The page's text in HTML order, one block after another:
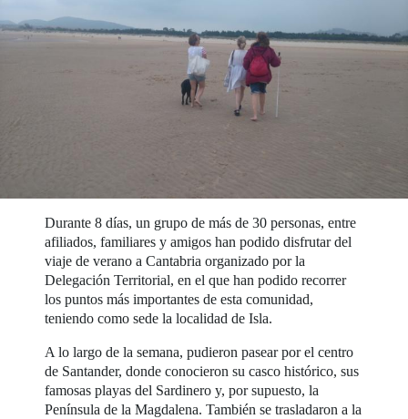
Durante 8 días, un grupo de más de 30 personas, entre
afiliados, familiares y amigos han podido disfrutar del
viaje de verano a Cantabria organizado por la
Delegación Territorial, en el que han podido recorrer
los puntos más importantes de esta comunidad,
teniendo como sede la localidad de Isla.
A lo largo de la semana, pudieron pasear por el centro
de Santander, donde conocieron su casco histórico, sus
famosas playas del Sardinero y, por supuesto, la
Península de la Magdalena. También se trasladaron a la